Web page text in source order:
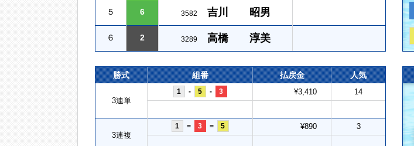
５ 6 3582 吉川 昭男
６ 2 3289 高橋 淳美
勝式 組番 払戻金 人気
3連単
1 - 5 - 3 ¥3,410 14
3連複
1 = 3 = 5 ¥890 3